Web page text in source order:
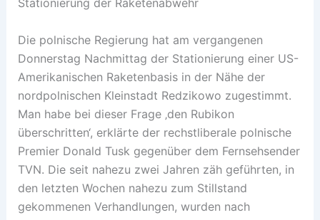
Stationierung der Raketenabwehr
Die polnische Regierung hat am vergangenen
Donnerstag Nachmittag der Stationierung einer US-
Amerikanischen Raketenbasis in der Nähe der
nordpolnischen Kleinstadt Redzikowo zugestimmt.
Man habe bei dieser Frage ‚den Rubikon
überschritten‘, erklärte der rechstliberale polnische
Premier Donald Tusk gegenüber dem Fernsehsender
TVN. Die seit nahezu zwei Jahren zäh geführten, in
den letzten Wochen nahezu zum Stillstand
gekommenen Verhandlungen, wurden nach